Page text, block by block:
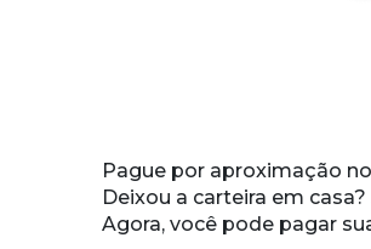
Pague por aproximação
Deixou a carteira em
Agora, você pode pagar